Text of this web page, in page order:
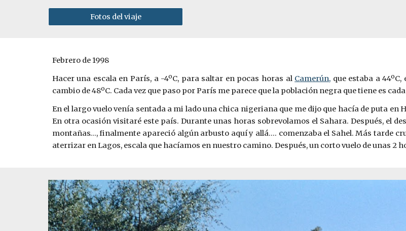
Fotos del viaje
Febrero de 1998
Hacer una escala en París, a -4ºC, para saltar en pocas horas al Camerún, que estaba a
cambio de 48ºC. Cada vez que paso por París me parece que la población negra que tiene es
En el largo vuelo venía sentada a mi lado una chica nigeriana que me dijo que hacía de puta en
En otra ocasión visitaré este país. Durante unas horas sobrevolamos el Sahara. Después, el
montañas…, finalmente apareció algún arbusto aquí y allá…. comenzaba el Sahel. Más tarde
aterrizar en Lagos, escala que hacíamos en nuestro camino. Después, un corto vuelo de unas 2